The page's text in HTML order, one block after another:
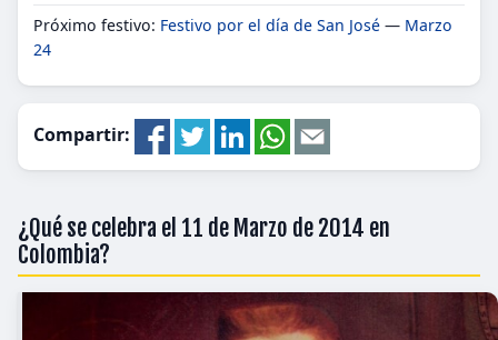
Próximo festivo: Festivo por el día de San José — Marzo
24
Compartir:
¿Qué se celebra el 11 de Marzo de 2014 en
Colombia?